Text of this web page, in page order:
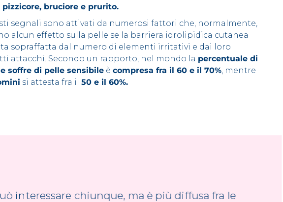
pizzicore, bruciore e prurito.
segnali sono attivati da numerosi fattori che, normalmente,
alcun effetto sulla pelle se la barriera idrolipidica cutanea
sopraffatta dal numero di elementi irritativi e dai loro
attacchi. Secondo un rapporto, nel mondo la percentuale di
soffre di pelle sensibile è compresa fra il 60 e il 70%, mentre
si attesta fra il 50 e il 60%.
interessare chiunque, ma è più diffusa fra le